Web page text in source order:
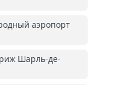
аэропорт
Шарль-де-